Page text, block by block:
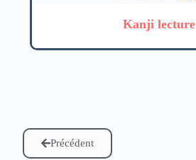
Kanji lecture
Précédent